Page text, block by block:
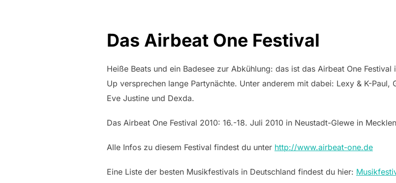
Das Airbeat One Festival
Heiße Beats und ein Badesee zur Abkühlung: das ist das Airbeat One
Up versprechen lange Partynächte. Unter anderem mit dabei: Lexy & K-
Eve Justine und Dexda.
Das Airbeat One Festival 2010: 16.-18. Juli 2010 in Neustadt-Glewe in
Alle Infos zu diesem Festival findest du unter http://www.airbeat-one.de
Eine Liste der besten Musikfestivals in Deutschland findest du hier: